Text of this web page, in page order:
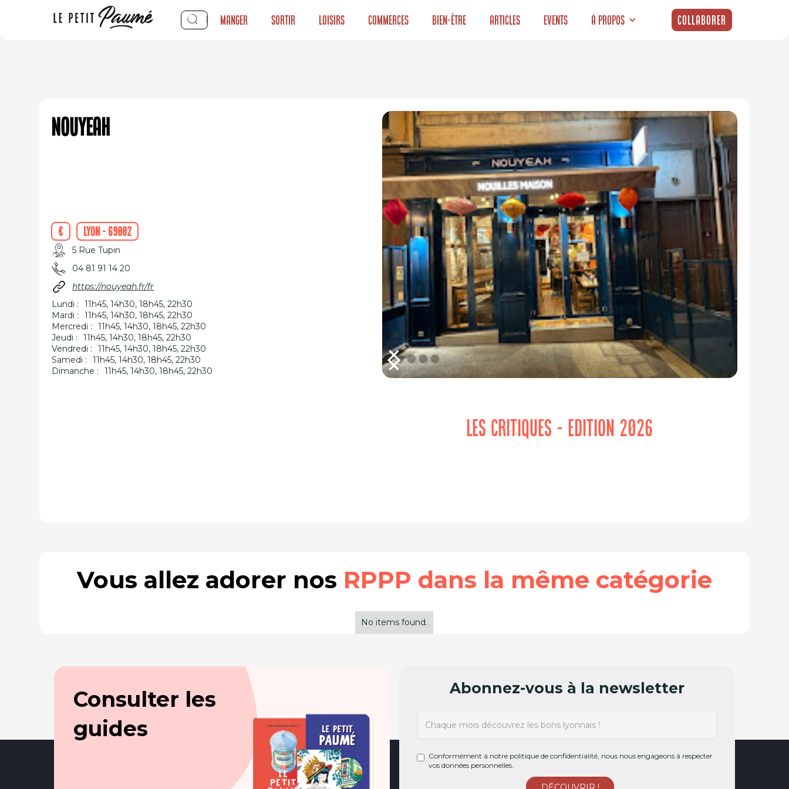
Manger Sortir Loisirs Commerces Bien-être Articles Events À propos Collaborer
Nouyeah
€ Lyon - 69002
5 Rue Tupin
04 81 91 14 20
https://nouyeah.fr/fr
Lundi :
11h45, 14h30, 18h45, 22h30
Mardi :
11h45, 14h30, 18h45, 22h30
Mercredi :
11h45, 14h30, 18h45, 22h30
Jeudi :
11h45, 14h30, 18h45, 22h30
Vendredi :
11h45, 14h30, 18h45, 22h30
Samedi :
11h45, 14h30, 18h45, 22h30
Dimanche :
11h45, 14h30, 18h45, 22h30
LES CRITIQUES - EDITION 2026
Vous allez adorer nos RPPP dans la même catégorie
No items found.
Consulter les
guides
Abonnez-vous à la newsletter
Conformément à notre politique de confidentialité, nous nous engageons à respecter
vos données personnelles.